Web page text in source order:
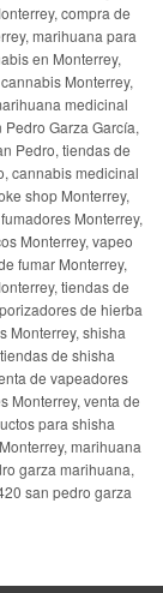
compra de
marihuana para
en Monterrey,
Monterrey,
medicinal
Garza García,
Pedro, tiendas de
cannabis medicinal
shop Monterrey,
Monterrey,
Monterrey, vapeo
fumar Monterrey,
tiendas de
de hierba
Monterrey, shisha
de shisha
de vapeadores
Monterrey, venta de
para shisha
marihuana
garza marihuana,
san pedro garza